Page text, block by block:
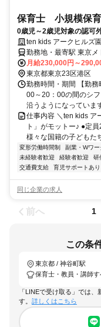
保育士 小規模保
0歳児～2歳児対象の認可
雇用！先生たちも大切に
ten kids アークヒルズ
勤務地・最寄駅 東京メ
ロ日比谷線 神谷町駅 徒
月給230,000円～
東京都東京23区港区
勤務時間・期間 【勤務
00～20：00の間のシ
沿うようになっていま
仕事内容 ＼ten kids ア
ト」がモットー♪ ●定
様々な国籍の子どもた
変形労働時間制 副業・Wワー
未経験者歓迎
経験者歓迎 研
交通費支給
育児サポートあり
同じ企業の求人
前へ 1
この条
東京都 / 神谷町駅
保育士・教員・講師す
「LINEで受け取る」では
す。 詳しくはこちら